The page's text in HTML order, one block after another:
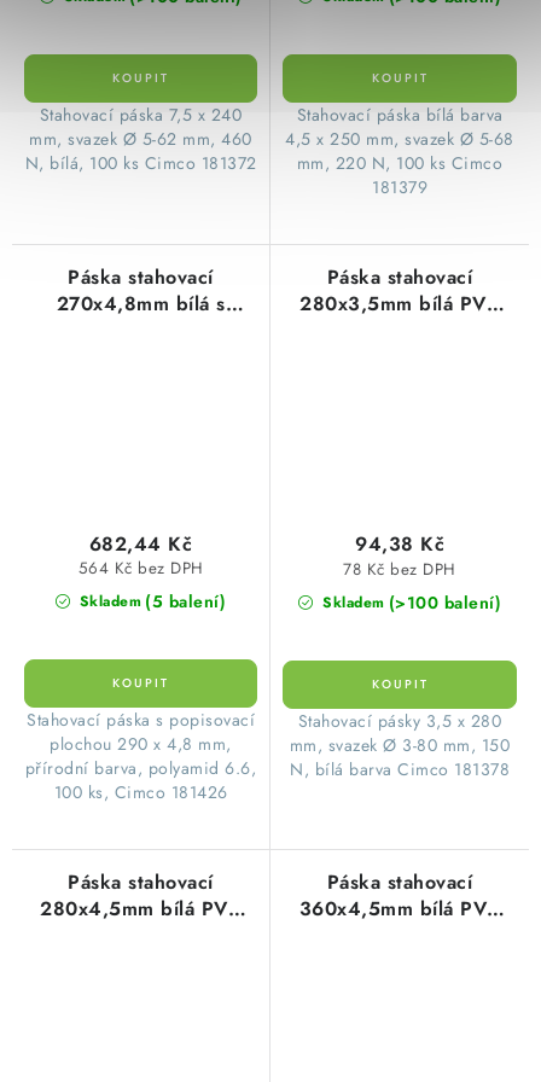
Stahovací páska 7,5 x 240
mm, svazek Ø 5-62 mm, 460
N, bílá, 100 ks Cimco 181372
Stahovací páska bílá barva
4,5 x 250 mm, svazek Ø 5-68
mm, 220 N, 100 ks Cimco
181379
Páska stahovací
270x4,8mm bílá s
Skladem (5 balení)
564 Kč bez DPH
682,44 Kč
Stahovací páska s popisovací
plochou 290 x 4,8 mm,
přírodní barva, polyamid 6.6,
100 ks, Cimco 181426
Páska stahovací
280x3,5mm bílá PVC
Skladem (>100 balení)
78 Kč bez DPH
94,38 Kč
Stahovací pásky 3,5 x 280
mm, svazek Ø 3-80 mm, 150
N, bílá barva Cimco 181378
Páska stahovací
280x4,5mm bílá PVC
Páska stahovací
360x4,5mm bílá PVC